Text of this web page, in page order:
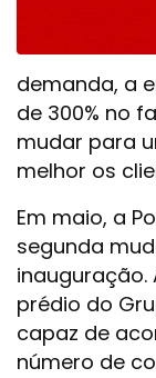
demanda, a
de 300% no
mudar para
melhor os
Em maio, a
segunda
inauguração.
prédio do
capaz de
número de